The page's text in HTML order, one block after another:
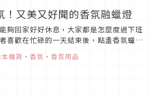
！又美又好聞的香氛融蠟燈
夠回家好好休息，大家都是怎麼度過下班
喜歡在忙碌的一天結束後，點盞香氛蠟
於香氛蠟燭須用到火源，而對於安全性感
本雜貨 、 香氛 、 香氛用品